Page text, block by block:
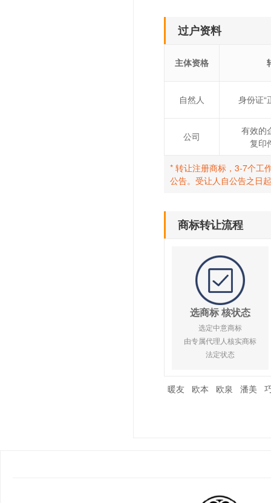
过户资料
主体资格
自然人 身份证“
公司
有效的
复印
* 转让注册商标，3-7个工
公告。受让人自公告之日
商标转让流程
选商标 核状态
选定中意商标
由专属代理人核实商标
法定状态
暖友 欧本 欧泉 潘美